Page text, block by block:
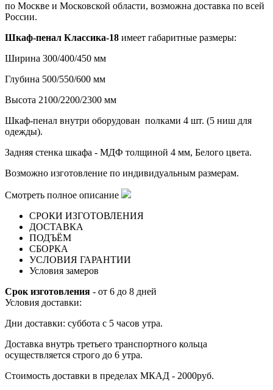
по Москве и Московской области, возможна доставка по всей
России.
Шкаф-пенал Классика-18 имеет габаритные размеры:
Ширина 300/400/450 мм
Глубина 500/550/600 мм
Высота 2100/2200/2300 мм
Шкаф-пенал внутри оборудован полками 4 шт. (5 ниш для
одежды).
Задняя стенка шкафа - МДФ толщиной 4 мм, Белого цвета.
Возможно изготовление по индивидуальным размерам.
Смотреть полное описание
СРОКИ ИЗГОТОВЛЕНИЯ
ДОСТАВКА
ПОДЪЁМ
СБОРКА
УСЛОВИЯ ГАРАНТИИ
Условия замеров
Срок изготовления - от 6 до 8 дней
Условия доставки:
Дни доставки: суббота с 5 часов утра.
Доставка внутрь третьего транспортного кольца
осуществляется строго до 6 утра.
Стоимость доставки в пределах МКАД - 2000руб.